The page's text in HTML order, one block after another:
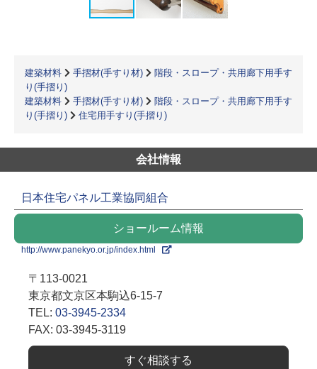
建築材料 手摺材(手すり材)
階段・スロープ・共用廊下用手す
り(手摺り)
建築材料
手摺材(手すり材)
階段・スロープ・共用廊下用手す
り(手摺り)
住宅用手すり(手摺り)
会社情報
日本住宅パネル工業協同組合
ショールーム情報
http://www.panekyo.or.jp/index.html
〒113-0021
東京都文京区本駒込6-15-7
TEL: 03-3945-2334
FAX: 03-3945-3119
すぐ相談する